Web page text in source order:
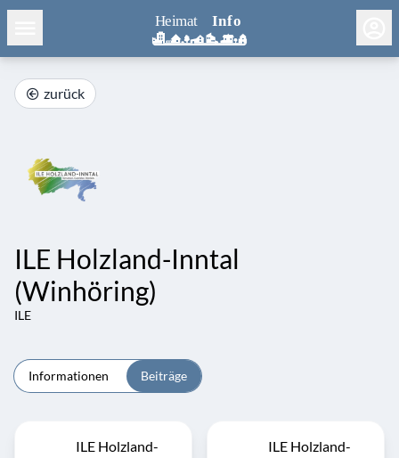
zurück
ILE Holzland-Inntal
(Winhöring)
ILE
Informationen Beiträge
ILE Holzland-
ILE Holzland-